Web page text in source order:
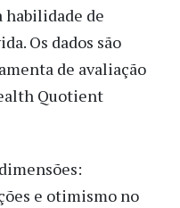
habilidade de
Os dados são
de avaliação
Quotient
e otimismo no